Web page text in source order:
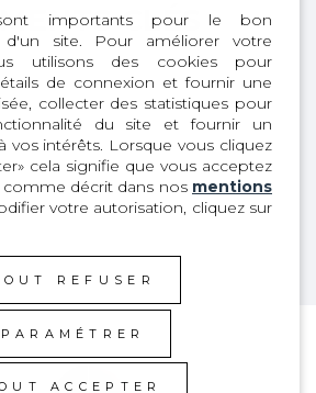
CLÉS
importants pour le bon
d'un site. Pour améliorer votre
utilisons des cookies pour
de connexion et fournir une
collecter des statistiques pour
du site et fournir un
vos intérêts. Lorsque vous cliquez
cela signifie que vous acceptez
décrit dans nos mentions
votre autorisation, cliquez sur
REFUSER
PARAMÉTRER
ACCEPTER